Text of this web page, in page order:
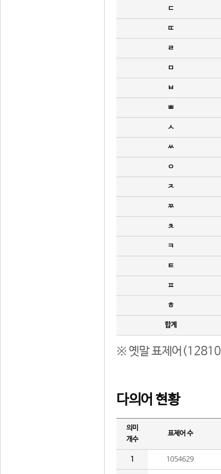
ㄷ
ㄸ
ㄹ
ㅁ
ㅂ
ㅃ
ㅅ
ㅆ
ㅇ
ㅈ
ㅉ
ㅊ
ㅋ
ㅌ
ㅍ
ㅎ
합계
※ 옛말 표제어(12810
다의어 현황
의미
개수
표제어 수
1 1054629